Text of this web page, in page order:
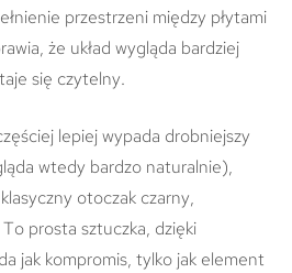
przestrzeni między płytami
że układ wygląda bardziej
się czytelny.
lepiej wypada drobniejszy
wtedy bardzo naturalnie),
otoczak czarny,
prosta sztuczka, dzięki
jak kompromis, tylko jak element